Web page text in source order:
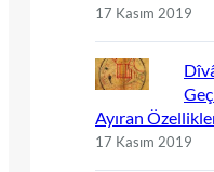
17 Kasım 2019
Ayıran
17 Kasım 2019